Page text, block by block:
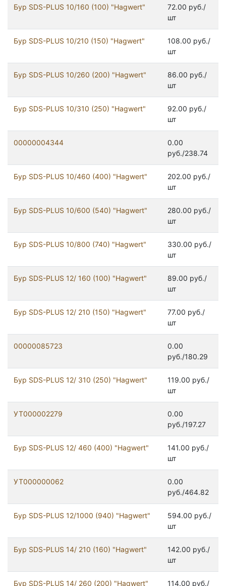
Бур SDS-PLUS 10/160 (100) "Hagwert"
72.00 руб./
шт
Бур SDS-PLUS 10/210 (150) "Hagwert"
108.00 руб./
шт
Бур SDS-PLUS 10/260 (200) "Hagwert"
86.00 руб./
шт
Бур SDS-PLUS 10/310 (250) "Hagwert"
92.00 руб./
шт
00000004344
0.00
руб./238.74
Бур SDS-PLUS 10/460 (400) "Hagwert"
202.00 руб./
шт
Бур SDS-PLUS 10/600 (540) "Hagwert"
280.00 руб./
шт
Бур SDS-PLUS 10/800 (740) "Hagwert"
330.00 руб./
шт
Бур SDS-PLUS 12/ 160 (100) "Hagwert"
89.00 руб./
шт
Бур SDS-PLUS 12/ 210 (150) "Hagwert"
77.00 руб./
шт
00000085723
0.00
руб./180.29
Бур SDS-PLUS 12/ 310 (250) "Hagwert"
119.00 руб./
шт
УТ000002279
0.00
руб./197.27
Бур SDS-PLUS 12/ 460 (400) "Hagwert"
141.00 руб./
шт
УТ000000062
0.00
руб./464.82
Бур SDS-PLUS 12/1000 (940) "Hagwert"
594.00 руб./
шт
Бур SDS-PLUS 14/ 210 (160) "Hagwert"
142.00 руб./
шт
Бур SDS-PLUS 14/ 260 (200) "Hagwert" 114.00 руб./